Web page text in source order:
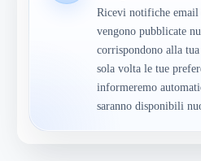
Ricevi notifiche email
vengono pubblicate
corrispondono alla
sola volta le tue
informeremo
saranno disponibili